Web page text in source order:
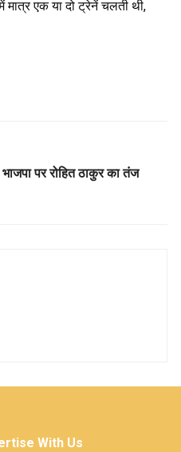
एक या दो ट्रेनें चलती थी,
पर रोहित ठाकुर का तंज
With Us